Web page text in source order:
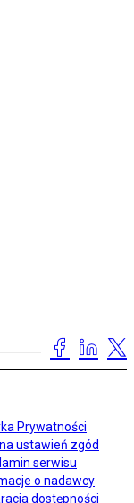
Prywatności
ustawień zgód
serwisu
o nadawcy
dostępności